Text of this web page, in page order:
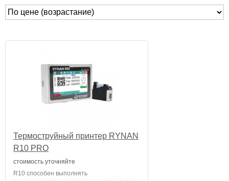
Термоструйный принтер RYNAN
R10 PRO
стоимость уточняйте
R10 способен выполнять